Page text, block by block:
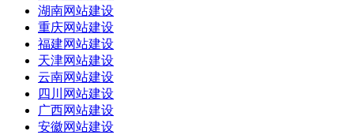
湖南网站建设
重庆网站建设
福建网站建设
天津网站建设
云南网站建设
四川网站建设
广西网站建设
安徽网站建设